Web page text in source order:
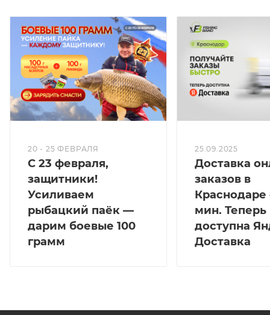
20 - 25 ФЕВРАЛЯ
С 23 февраля,
защитники!
Усиливаем
рыбацкий паёк —
дарим боевые 100
грамм
25.09.2025
Доставка
заказов в
Краснодаре
мин. Теперь
доступна
Доставка